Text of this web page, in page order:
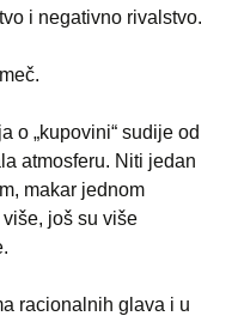
i negativno rivalstvo.
o „kupovini“ sudije od
atmosferu. Niti jedan
makar jednom
još su više
racionalnih glava i u